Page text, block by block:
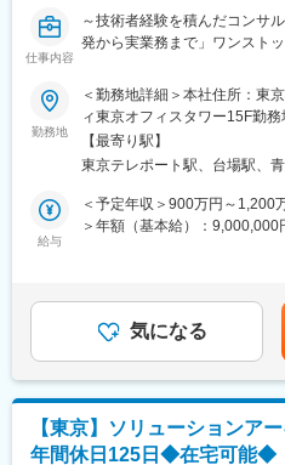
・有給休暇：最低でも7割の使
・産休育休：男性100%取得
で）
■当社特徴：
富士フイルムの「生産技術セ
場保全技術部」が統合して
や研究設備の設計、保全サー
イルムや一部のグループ会社
ビスを提供してきましたが、
仕事内容
～技術者経験を積んだコンサ
発から実業務まで」ワンスト
■ポジション概要
2030年の長期ビジョン達成に
業界を中心とした顧客に対し
発）技術領域における開発と
ーション）の提案、技術戦略
管理・サービス拡大成長)を担
■業務内容
・顧客課題の分析・課題の本質
・本質課題解決のための技術
成
勤務地
＜勤務地詳細＞本社住所：東
ィ東京オフィスタワー15F勤
ポート駅受動喫煙対策：屋内全
【最寄り駅】
東京テレポート駅、台場駅、
給与
＜予定年収＞900万円～1,200
＞年額（基本給）：
目安の金額であり、選考を通
給(月額)は固定手当を含めた表
気になる
【東京】ソリューションア
年間休日125日◆在宅可能◆